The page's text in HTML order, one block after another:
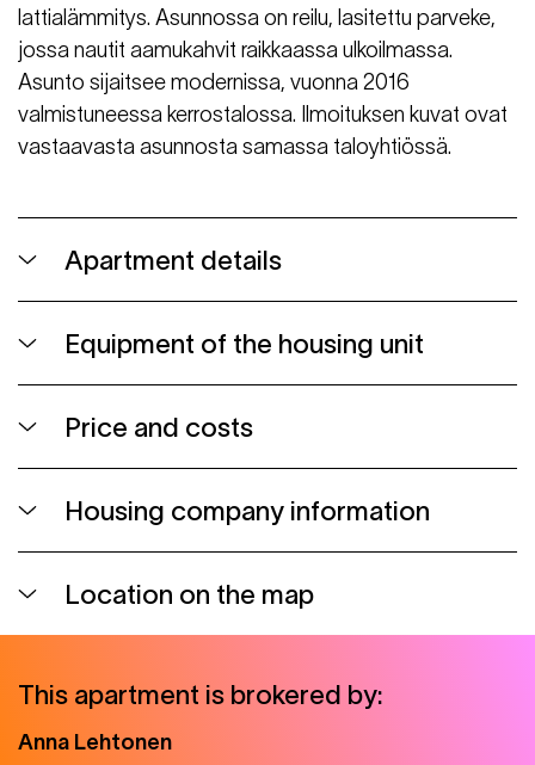
lattialämmitys. Asunnossa on reilu, lasitettu parveke,
jossa nautit aamukahvit raikkaassa ulkoilmassa.
Asunto sijaitsee modernissa, vuonna 2016
valmistuneessa kerrostalossa. Ilmoituksen kuvat ovat
vastaavasta asunnosta samassa taloyhtiössä.
Apartment details
Equipment of the housing unit
Price and costs
Housing company information
Location on the map
This apartment is brokered by:
Anna Lehtonen